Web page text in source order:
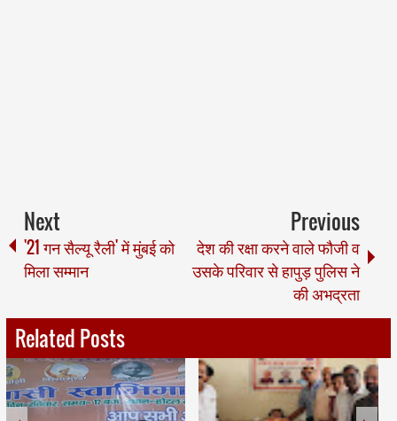
Next
'21 गन सैल्यू रैली' में मुंबई को
मिला सम्मान
Previous
देश की रक्षा करने वाले फौजी व
उसके परिवार से हापुड़ पुलिस ने
की अभद्रता
Related Posts